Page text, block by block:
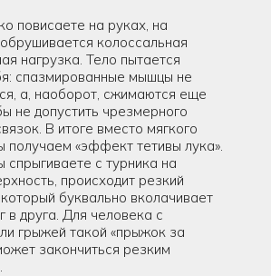
повисаете на руках, на
колоссальная
нагрузка. Тело пытается
спазмированные мышцы не
а, наоборот, сжимаются еще
не допустить чрезмерного
В итоге вместо мягкого
получаем «эффект тетивы лука».
спрыгиваете с турника на
происходит резкий
буквально вколачивает
в друга. Для человека с
грыжей такой «прыжок за
закончиться резким